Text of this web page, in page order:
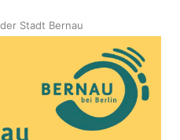
Stadt Bernau